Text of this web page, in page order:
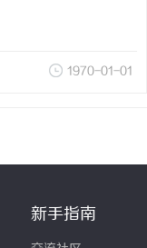
1970-01-01
新手指南